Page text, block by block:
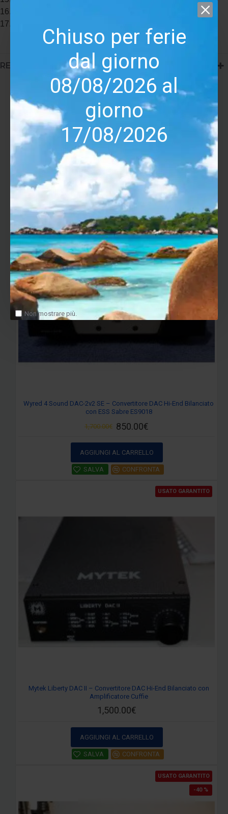
Chiuso per ferie
dal giorno
08/08/2026 al
giorno
17/08/2026
Non mostrare più.
16. Mi Sono Innamorato Di Te
17. Lontano Lontano
RECENSIONI (0)
Ornella Vanoni & Gino Paoli Insieme Ed. limitata colorati
ULTIMI VISITATI
USATO GARANTITO
-50 %
Wyred 4 Sound DAC-2v2 SE – Convertitore DAC Hi-End Bilanciato
con ESS Sabre ES9018
850.00€
1,700.00€
AGGIUNGI AL CARRELLO
SALVA CONFRONTA
USATO GARANTITO
Mytek Liberty DAC II – Convertitore DAC Hi-End Bilanciato con
Amplificatore Cuffie
1,500.00€
AGGIUNGI AL CARRELLO
SALVA CONFRONTA
USATO GARANTITO
-40 %